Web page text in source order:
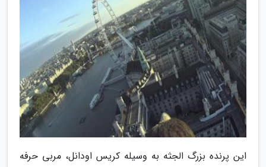
این پرنده بزرگ الجثه به وسیله کریس اودانل، مربی حرفه